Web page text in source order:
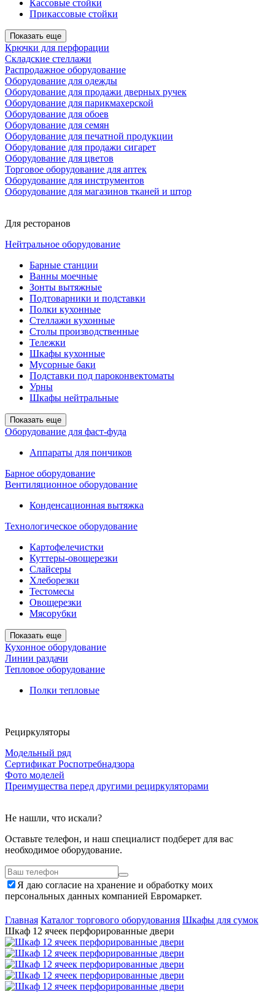
Кассовые стойки
Прикассовые стойки
Показать еще
Крючки для перфорации
Складские стеллажи
Распродажное оборудование
Оборудование для одежды
Оборудование для продажи дверных ручек
Оборудование для парикмахерской
Оборудование для обоев
Оборудование для семян
Оборудование для печатной продукции
Оборудование для продажи сигарет
Оборудование для цветов
Торговое оборудование для аптек
Оборудование для инструментов
Оборудование для магазинов тканей и штор
Для ресторанов
Нейтральное оборудование
Барные станции
Ванны моечные
Зонты вытяжные
Подтоварники и подставки
Полки кухонные
Стеллажи кухонные
Столы производственные
Тележки
Шкафы кухонные
Мусорные баки
Подставки под пароконвектоматы
Урны
Шкафы нейтральные
Показать еще
Оборудование для фаст-фуда
Аппараты для пончиков
Барное оборудование
Вентиляционное оборудование
Конденсационная вытяжка
Технологическое оборудование
Картофелечистки
Куттеры-овощерезки
Слайсеры
Хлеборезки
Тестомесы
Овощерезки
Мясорубки
Показать еще
Кухонное оборудование
Линии раздачи
Тепловое оборудование
Полки тепловые
Рециркуляторы
Модельный ряд
Сертификат Роспотребнадзора
Фото моделей
Преимущества перед другими рециркуляторами
Не нашли, что искали?
Оставьте телефон, и наш специалист подберет для вас
необходимое оборудование.
Я даю согласие на хранение и обработку моих
персональных данных компанией Евромаркет.
Главная Каталог торгового оборудования Шкафы для сумок
Шкаф 12 ячеек перфорированные двери